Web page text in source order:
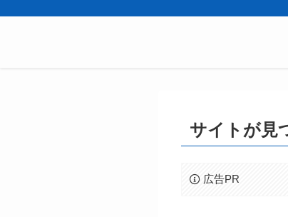
サイトが見
広告PR